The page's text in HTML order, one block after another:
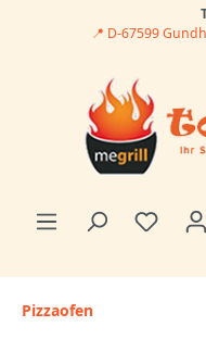
📍 D-67599
Pizzaofen